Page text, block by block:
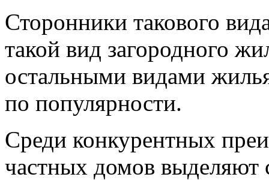
Сторонники такового
такой вид загородного
остальными видами
по популярности.
Среди конкурентных
частных домов